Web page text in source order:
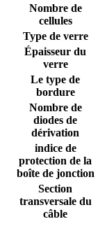
Nombre de
cellules
Type de verre
Épaisseur du
verre
Le type de
bordure
Nombre de
diodes de
dérivation
indice de
protection de la
boîte de jonction
Section
transversale du
câble